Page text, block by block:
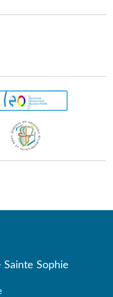
Sainte Sophie